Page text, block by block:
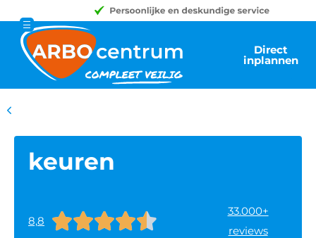
Direct
inplannen
keuren
8,8 
33.000+
reviews